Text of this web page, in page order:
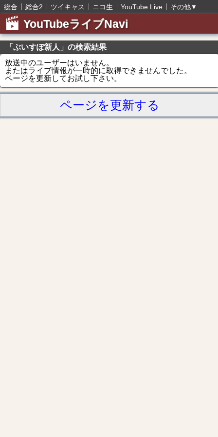
総合 総合2 ツイキャス ニコ生 YouTube Live その他▼
YouTubeライブNavi
「ぶいすぽ新人」の検索結果
放送中のユーザーはいません。
またはライブ情報が一時的に取得できませんでした。
ページを更新してお試し下さい。
ページを更新する